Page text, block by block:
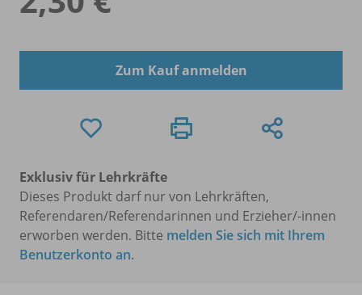
Zum Kauf anmelden
Exklusiv für Lehrkräfte
Dieses Produkt darf nur von Lehrkräften,
Referendaren/Referendarinnen und Erzieher/-innen
erworben werden. Bitte melden Sie sich mit Ihrem
Benutzerkonto an.